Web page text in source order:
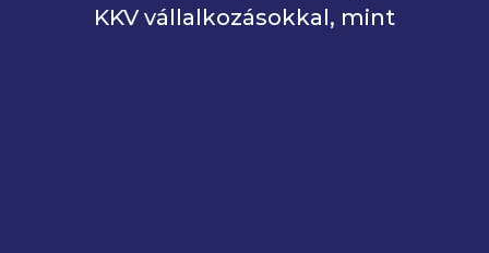
KKV vállalkozásokkal, mint